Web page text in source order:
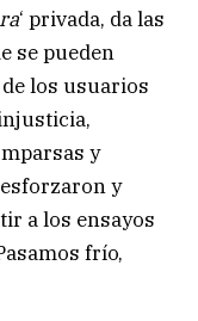
‘ privada, da las
se pueden
los usuarios
y
y
a los ensayos
frío,